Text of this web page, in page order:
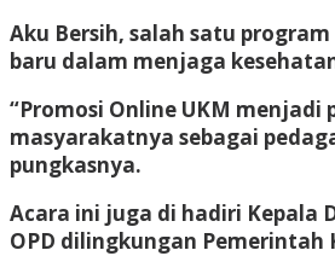
Aku Bersih, salah satu
baru dalam menjaga
“Promosi Online UKM
masyarakatnya sebagai
pungkasnya.
Acara ini juga di hadiri Kepala
OPD dilingkungan Pemerintah